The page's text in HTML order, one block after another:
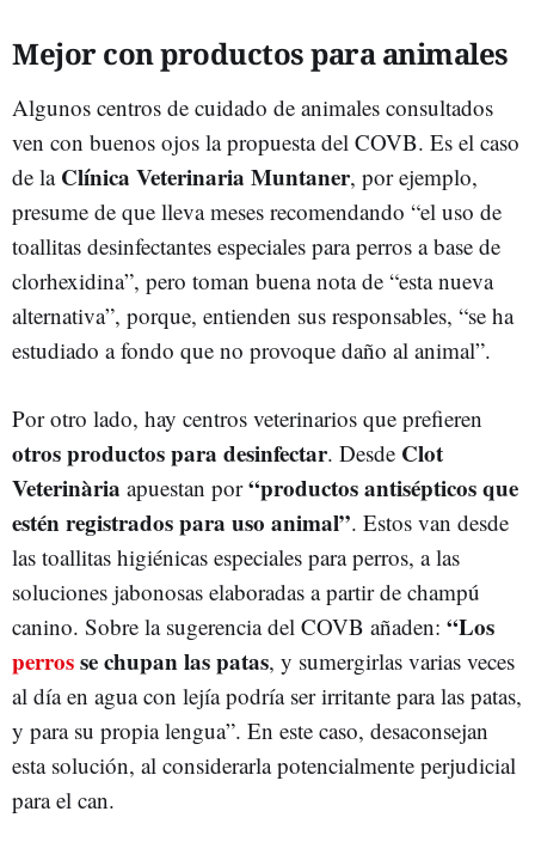
Mejor con productos para animales
Algunos centros de cuidado de animales consultados
ven con buenos ojos la propuesta del COVB. Es el caso
de la Clínica Veterinaria Muntaner, por ejemplo,
presume de que lleva meses recomendando “el uso de
toallitas desinfectantes especiales para perros a base de
clorhexidina”, pero toman buena nota de “esta nueva
alternativa”, porque, entienden sus responsables, “se ha
estudiado a fondo que no provoque daño al animal”.
Por otro lado, hay centros veterinarios que prefieren
otros productos para desinfectar. Desde Clot
Veterinària apuestan por“productos antisépticos que
estén registrados para uso animal”. Estos van desde
las toallitas higiénicas especiales para perros, a las
soluciones jabonosas elaboradas a partir de champú
canino. Sobre la sugerencia del COVB añaden: “Los
perrosse chupan las patas, y sumergirlas varias veces
al día en agua con lejía podría ser irritante para las patas,
y para su propia lengua”. En este caso, desaconsejan
esta solución, al considerarla potencialmente perjudicial
para el can.